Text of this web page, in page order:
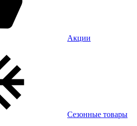
Акции
Сезонные товары